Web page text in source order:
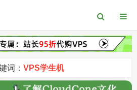
词： VPS学生机